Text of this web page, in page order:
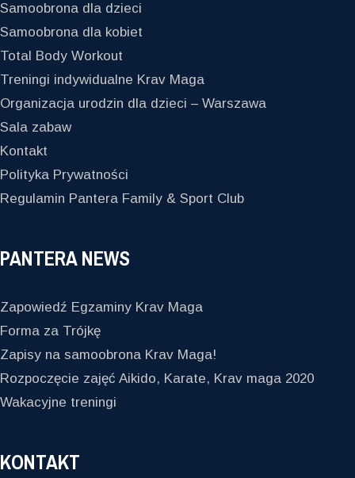
Samoobrona dla dzieci
Samoobrona dla kobiet
Total Body Workout
Treningi indywidualne Krav Maga
Organizacja urodzin dla dzieci – Warszawa
Sala zabaw
Kontakt
Polityka Prywatności
Regulamin Pantera Family & Sport Club
PANTERA NEWS
Zapowiedź Egzaminy Krav Maga
Forma za Trójkę
Zapisy na samoobrona Krav Maga!
Rozpoczęcie zajęć Aikido, Karate, Krav maga 2020
Wakacyjne treningi
KONTAKT